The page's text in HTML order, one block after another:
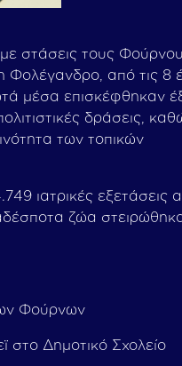
στάσεις τους
Φολέγανδρο, από τις 8
μέσα επισκέφθηκαν
δράσεις,
των τοπικών
ιατρικές εξετάσεις
ζώα
Φούρνων
στο Δημοτικό Σχολείο